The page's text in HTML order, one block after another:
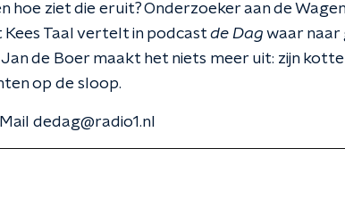
hoe ziet die eruit? Onderzoeker aan de
Taal vertelt in podcast de Dag waar naar
de Boer maakt het niets meer uit: zijn
op de sloop.
dedag@radio1.nl